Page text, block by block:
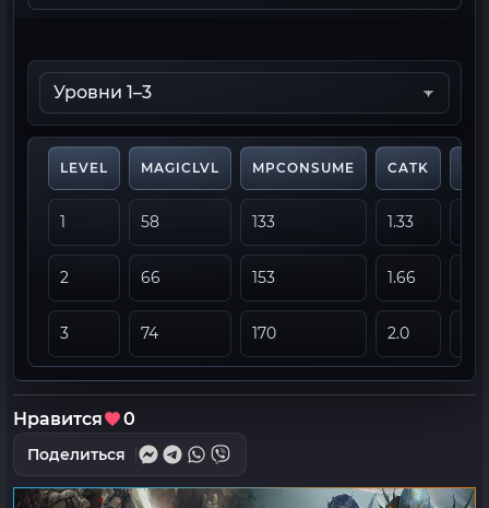
LEVEL MAGICLVL MPCONSUME CATK
1 58 133 1.33
2 66 153 1.66
3 74 170 2.0
Нравится 0
Поделиться